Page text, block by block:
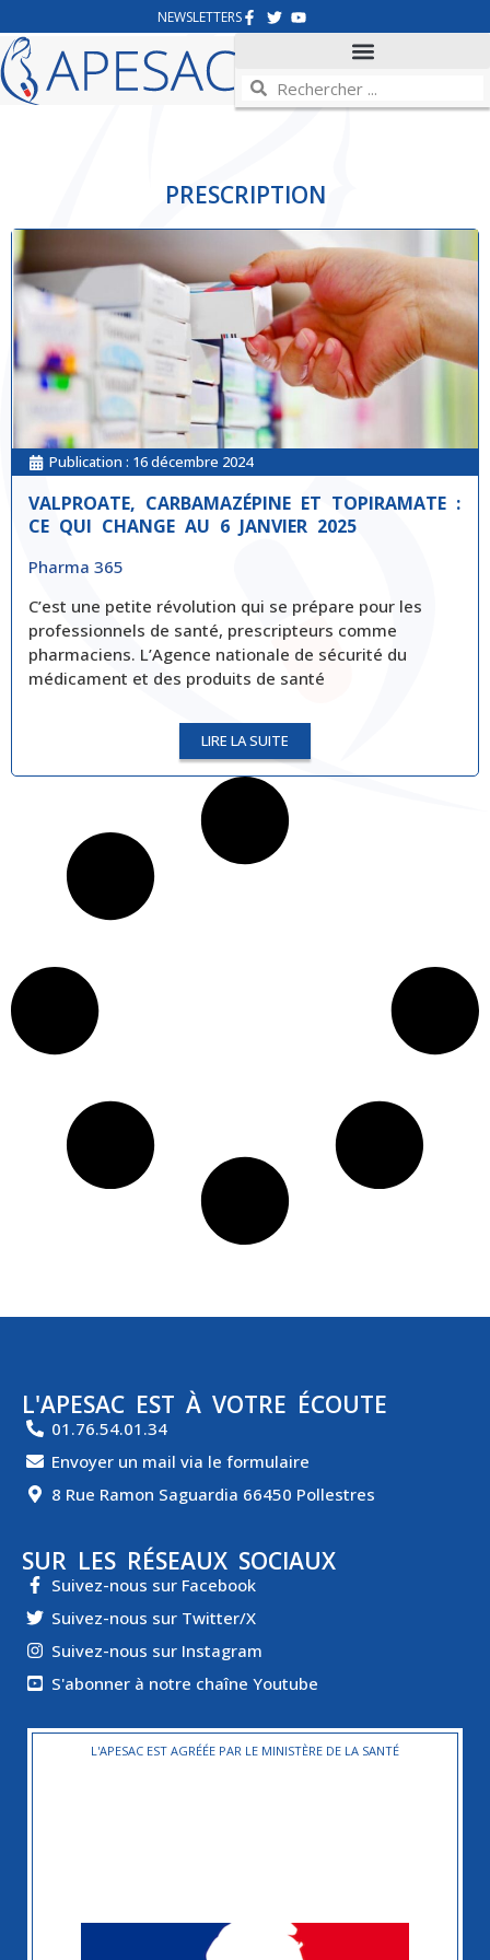
NEWSLETTERS
PRESCRIPTION
Publication : 16 décembre 2024
VALPROATE, CARBAMAZÉPINE ET TOPIRAMATE :
CE QUI CHANGE AU 6 JANVIER 2025
Pharma 365
C’est une petite révolution qui se prépare pour les
professionnels de santé, prescripteurs comme
pharmaciens. L’Agence nationale de sécurité du
médicament et des produits de santé
LIRE LA SUITE
L'APESAC EST À VOTRE ÉCOUTE
01.76.54.01.34
Envoyer un mail via le formulaire
8 Rue Ramon Saguardia 66450 Pollestres
SUR LES RÉSEAUX SOCIAUX
Suivez-nous sur Facebook
Suivez-nous sur Twitter/X
Suivez-nous sur Instagram
S'abonner à notre chaîne Youtube
L'APESAC EST AGRÉÉE PAR LE MINISTÈRE DE LA SANTÉ